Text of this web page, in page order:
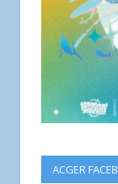
ACGER